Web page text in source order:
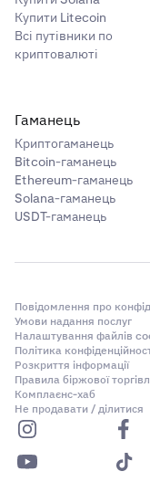
Купити Litecoin
Всі путівники по
криптовалюті
Гаманець
Криптогаманець
Bitcoin-гаманець
Ethereum-гаманець
Solana-гаманець
USDT-гаманець
Повідомлення про
Умови надання послуг
Налаштування файлів
Політика
Розкриття інформації
Правила біржової
Комплаєнс-хаб
Не продавати / ділитися